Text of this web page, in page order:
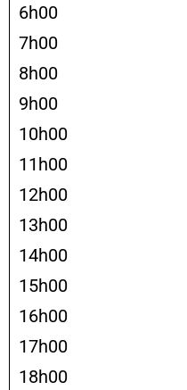
6h00
7h00
8h00
9h00
10h00
11h00
12h00
13h00
14h00
15h00
16h00
17h00
18h00